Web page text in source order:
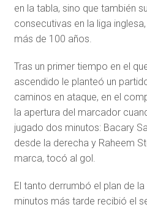
en la tabla, sino que también
consecutivas en la liga
más de 100 años.
Tras un primer tiempo en el
ascendido le planteó un
caminos en ataque, en el
la apertura del marcador
jugado dos minutos: Bacary
desde la derecha y Raheem
marca, tocó al gol.
El tanto derrumbó el plan de
minutos más tarde recibió el